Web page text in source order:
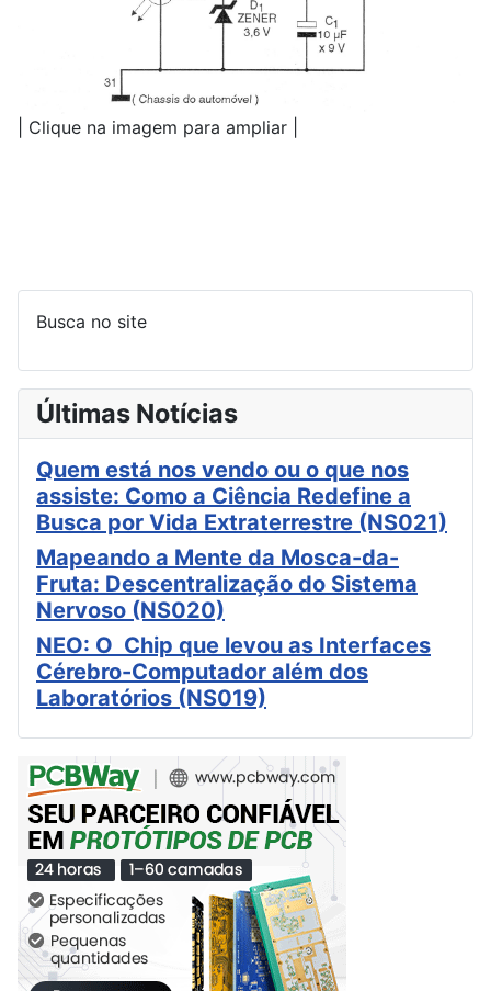
| Clique na imagem para ampliar |
Busca no site
Últimas Notícias
Quem está nos vendo ou o que nos
assiste: Como a Ciência Redefine a
Busca por Vida Extraterrestre (NS021)
Mapeando a Mente da Mosca-da-
Fruta: Descentralização do Sistema
Nervoso (NS020)
NEO: O Chip que levou as Interfaces
Cérebro-Computador além dos
Laboratórios (NS019)